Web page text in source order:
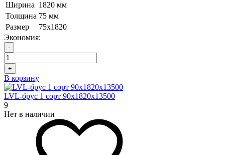
Ширина 1820 мм
Толщина 75 мм
Размер
75х1820
Экономия:
-
+
В корзину
LVL-брус 1 сорт 90х1820х13500
9
Нет в наличии